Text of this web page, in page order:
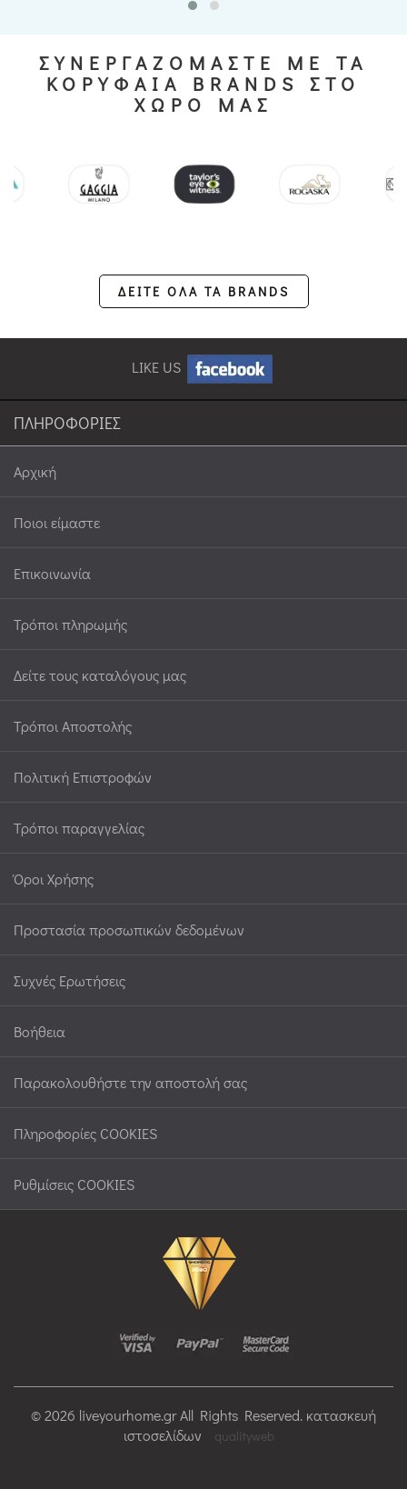
ΣΥΝΕΡΓΑΖΟΜΑΣΤΕ ΜΕ ΤΑ
ΚΟΡΥΦΑΙΑ BRANDS ΣΤΟ
ΧΩΡΟ ΜΑΣ
ΔΕΙΤΕ ΟΛΑ ΤΑ BRANDS
LIKE US
ΠΛΗΡΟΦΟΡΙΕΣ
Αρχική
Ποιοι είμαστε
Επικοινωνία
Τρόποι πληρωμής
Δείτε τους καταλόγους μας
Τρόποι Αποστολής
Πολιτική Επιστροφών
Τρόποι παραγγελίας
Όροι Χρήσης
Προστασία προσωπικών δεδομένων
Συχνές Ερωτήσεις
Βοήθεια
Παρακολουθήστε την αποστολή σας
Πληροφορίες COOKIES
Ρυθμίσεις COOKIES
© 2026 liveyourhome.gr All Rights Reserved. κατασκευή
ιστοσελίδων
qualityweb